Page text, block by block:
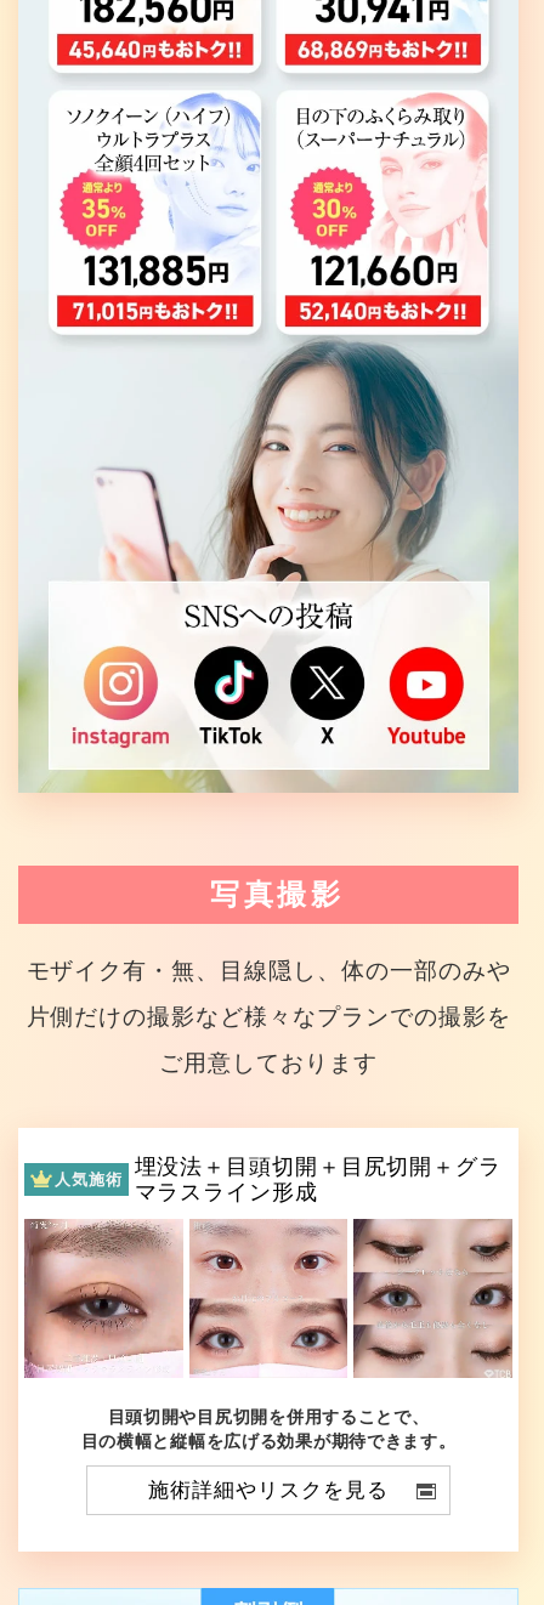
写真撮影
モザイク有・無、目線隠し、体の一部のみや
片側だけの撮影など様々なプランでの撮影を
ご用意しております
人気施術
埋没法＋目頭切開＋目尻切開＋グラ
マラスライン形成
目頭切開や目尻切開を併用することで、
目の横幅と縦幅を広げる効果が期待できます。
施術詳細やリスクを見る